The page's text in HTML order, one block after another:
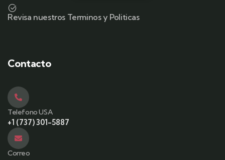
Revisa nuestros Terminos y Politicas
Contacto
Telefono USA
+1 (737) 301-5887
Correo